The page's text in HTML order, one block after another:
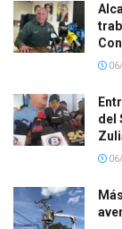
del